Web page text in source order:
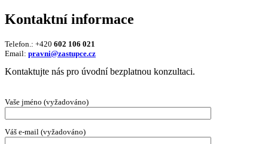
Kontaktní informace
Telefon.: +420 602 106 021
Email: pravni@zastupce.cz
Kontaktujte nás pro úvodní bezplatnou konzultaci.
Vaše jméno (vyžadováno)
Váš e-mail (vyžadováno)